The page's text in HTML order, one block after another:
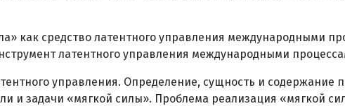
как средство латентного управления международными
латентного управления международными
управления. Определение, сущность и содержание
и задачи «мягкой силы». Проблема реализация «мягкой